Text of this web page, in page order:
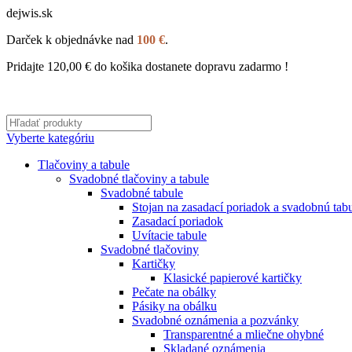
dejwis.sk
Darček k objednávke nad 100 €.
Pridajte 120,00 € do košika dostanete dopravu zadarmo !
Vyberte kategóriu
Tlačoviny a tabule
Svadobné tlačoviny a tabule
Svadobné tabule
Stojan na zasadací poriadok a svadobnú
Zasadací poriadok
Uvítacie tabule
Svadobné tlačoviny
Kartičky
Klasické papierové kartičky
Pečate na obálky
Pásiky na obálku
Svadobné oznámenia a pozvánky
Transparentné a mliečne ohybné
Skladané oznámenia